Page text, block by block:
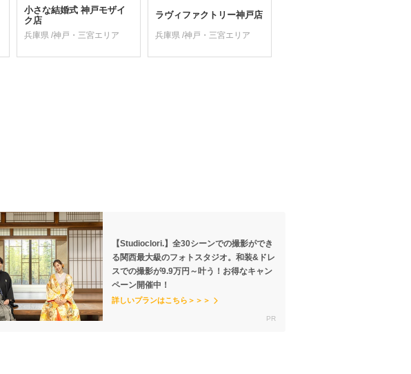
小さな結婚式 神戸モザイ
ク店
兵庫県 /神戸・三宮エリア
ラヴィファクトリー神戸店
兵庫県 /神戸・三宮エリア
【Studioclori.】全30シーンでの撮影ができ
る関西最大級のフォトスタジオ。和装&ドレ
スでの撮影が9.9万円～叶う！お得なキャン
ペーン開催中！
詳しいプランはこちら＞＞＞